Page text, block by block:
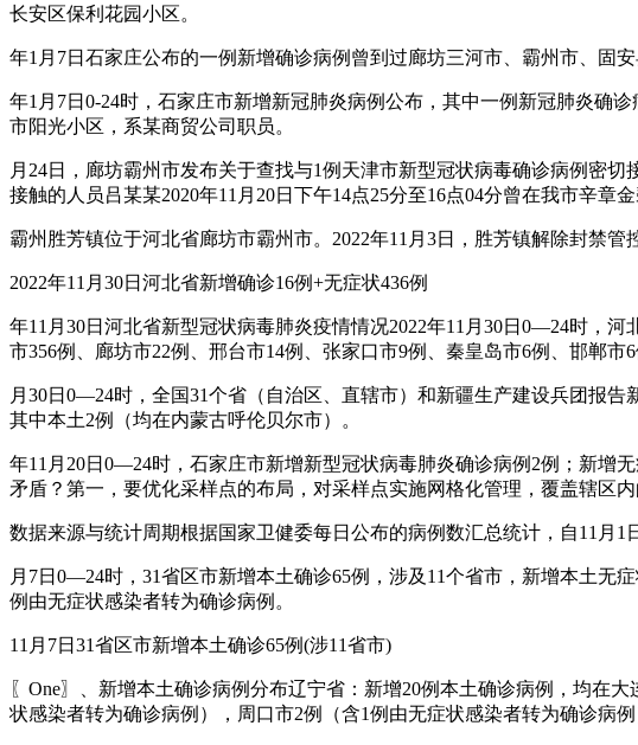
长安区保利花园小区。
年1月7日石家庄公布的一例新增确诊病例曾到过廊坊三河市、霸州市、固安
年1月7日0-24时，石家庄市新增新冠肺炎病例公布，其中一例新冠肺炎确
市阳光小区，系某商贸公司职员。
月24日，廊坊霸州市发布关于查找与1例天津市新型冠状病毒确诊病例密
接触的人员吕某某2020年11月20日下午14点25分至16点04分曾在我市辛章
霸州胜芳镇位于河北省廊坊市霸州市。2022年11月3日，胜芳镇解除封禁
2022年11月30日河北省新增确诊16例+无症状436例
年11月30日河北省新型冠状病毒肺炎疫情情况2022年11月30日0—24时，
市356例、廊坊市22例、邢台市14例、张家口市9例、秦皇岛市6例、邯郸
月30日0—24时，全国31个省（自治区、直辖市）和新疆生产建设兵团报
其中本土2例（均在内蒙古呼伦贝尔市）。
年11月20日0—24时，石家庄市新增新型冠状病毒肺炎确诊病例2例；新增
矛盾？第一，要优化采样点的布局，对采样点实施网格化管理，覆盖辖区内
数据来源与统计周期根据国家卫健委每日公布的病例数汇总统计，自11月1
月7日0—24时，31省区市新增本土确诊65例，涉及11个省市，新增本土无
例由无症状感染者转为确诊病例。
11月7日31省区市新增本土确诊65例(涉11省市)
〖One〗、新增本土确诊病例分布辽宁省：新增20例本土确诊病例，均在
状感染者转为确诊病例），周口市2例（含1例由无症状感染者转为确诊病